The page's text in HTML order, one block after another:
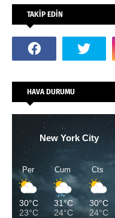
TAKİP EDİN
HAVA DURUMU
New York City
Per
30°C
23°C
Cum
31°C
24°C
Cts
30°C
24°C